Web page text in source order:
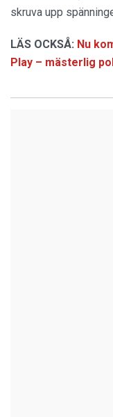
skruva upp
LÄS OCKSÅ: Nu
Play – mästerlig